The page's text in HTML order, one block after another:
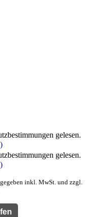
gelesen.
gelesen.
inkl. MwSt. und zzgl.